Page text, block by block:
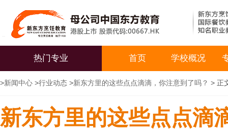
热门专业 首页 学校概况
>新闻中心 >行业动态 >新东方里的这些点点滴滴，你注意到了吗？ > 正
新东方里的这些点点滴